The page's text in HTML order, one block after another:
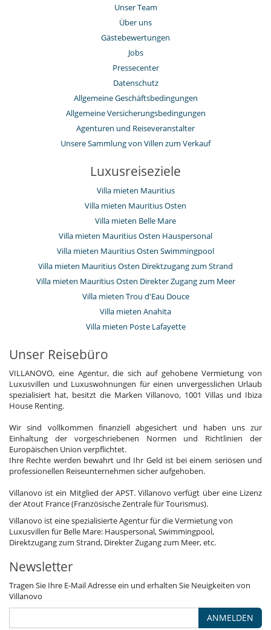
Unser Team
Über uns
Gästebewertungen
Jobs
Pressecenter
Datenschutz
Allgemeine Geschäftsbedingungen
Allgemeine Versicherungsbedingungen
Agenturen und Reiseveranstalter
Unsere Sammlung von Villen zum Verkauf
Luxusreiseziele
Villa mieten Mauritius
Villa mieten Mauritius Osten
Villa mieten Belle Mare
Villa mieten Mauritius Osten Hauspersonal
Villa mieten Mauritius Osten Swimmingpool
Villa mieten Mauritius Osten Direktzugang zum Strand
Villa mieten Mauritius Osten Direkter Zugang zum Meer
Villa mieten Trou d'Eau Douce
Villa mieten Anahita
Villa mieten Poste Lafayette
Unser Reisebüro
VILLANOVO, eine Agentur, die sich auf gehobene Vermietung von
Luxusvillen und Luxuswohnungen für einen unvergesslichen Urlaub
spezialisiert hat, besitzt die Marken Villanovo, 1001 Villas und Ibiza
House Renting.
Wir sind vollkommen finanziell abgesichert und haben uns zur
Einhaltung der vorgeschriebenen Normen und Richtlinien der
Europäischen Union verpflichtet.
Ihre Rechte werden bewahrt und Ihr Geld ist bei einem seriösen und
professionellen Reiseunternehmen sicher aufgehoben.
Villanovo ist ein Mitglied der APST. Villanovo verfügt über eine Lizenz
der Atout France (Französische Zentrale für Tourismus).
Villanovo ist eine spezialisierte Agentur für die Vermietung von
Luxusvillen für Belle Mare: Hauspersonal, Swimmingpool,
Direktzugang zum Strand, Direkter Zugang zum Meer, etc.
Newsletter
Tragen Sie Ihre E-Mail Adresse ein und erhalten Sie Neuigkeiten von
Villanovo
ANMELDEN